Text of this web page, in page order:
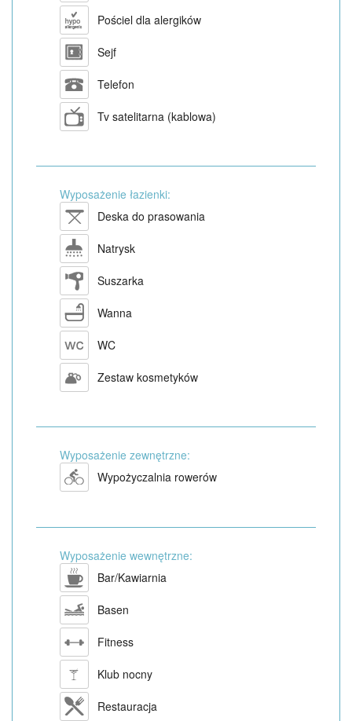
Pościel dla alergików
Sejf
Telefon
Tv satelitarna (kablowa)
Wyposażenie łazienki:
Deska do prasowania
Natrysk
Suszarka
Wanna
WC
Zestaw kosmetyków
Wyposażenie zewnętrzne:
Wypożyczalnia rowerów
Wyposażenie wewnętrzne:
Bar/Kawiarnia
Basen
Fitness
Klub nocny
Restauracja